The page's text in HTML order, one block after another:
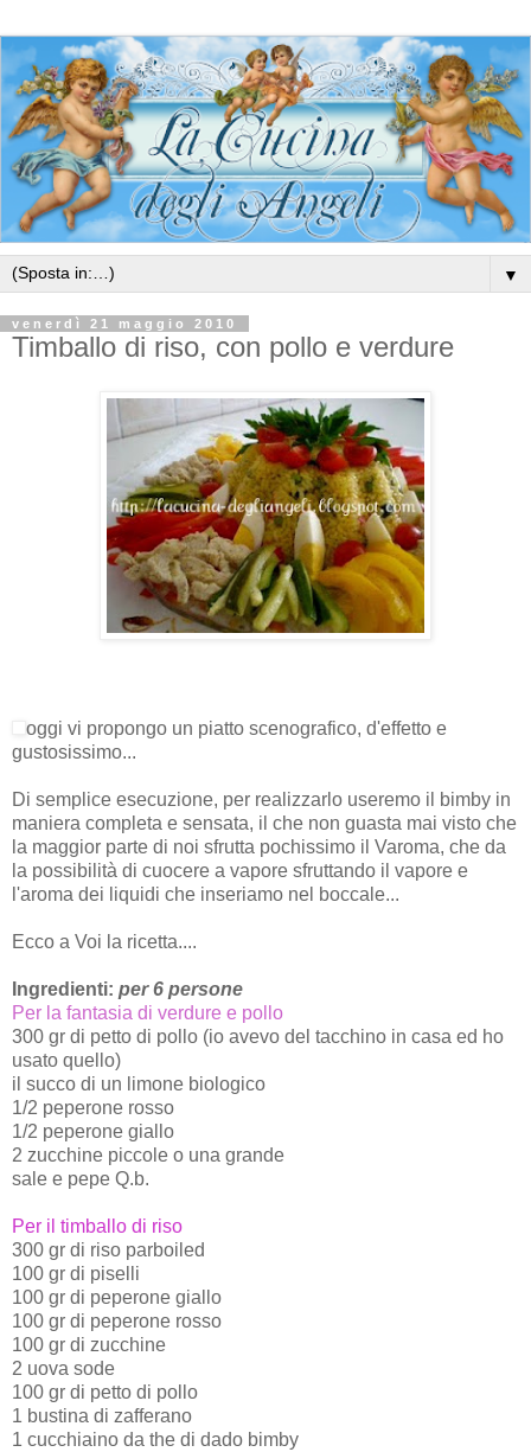
▼
venerdì 21 maggio 2010
Timballo di riso, con pollo e verdure
oggi vi propongo un piatto scenografico, d'effetto e
gustosissimo...
Di semplice esecuzione, per realizzarlo useremo il bimby in
maniera completa e sensata, il che non guasta mai visto che
la maggior parte di noi sfrutta pochissimo il Varoma, che da
la possibilità di cuocere a vapore sfruttando il vapore e
l'aroma dei liquidi che inseriamo nel boccale...
Ecco a Voi la ricetta....
Ingredienti: per 6 persone
Per la fantasia di verdure e pollo
300 gr di petto di pollo (io avevo del tacchino in casa ed ho
usato quello)
il succo di un limone biologico
1/2 peperone rosso
1/2 peperone giallo
2 zucchine piccole o una grande
sale e pepe Q.b.
Per il timballo di riso
300 gr di riso parboiled
100 gr di piselli
100 gr di peperone giallo
100 gr di peperone rosso
100 gr di zucchine
2 uova sode
100 gr di petto di pollo
1 bustina di zafferano
1 cucchiaino da the di dado bimby